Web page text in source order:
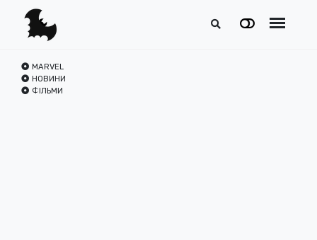
MARVEL
НОВИНИ
ФІЛЬМИ